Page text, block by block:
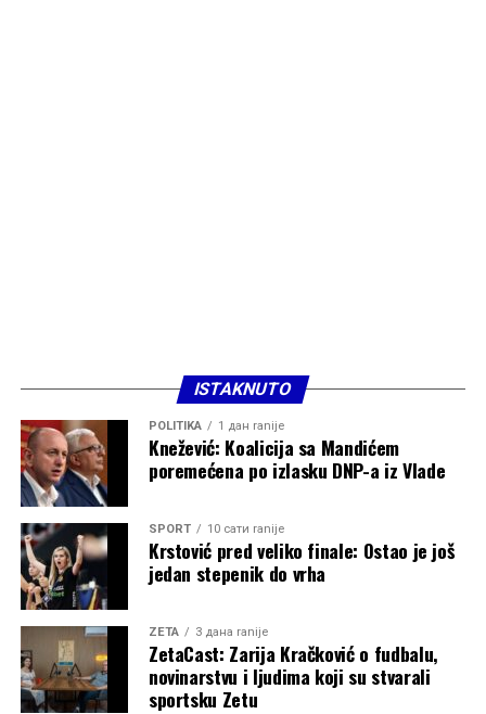
ISTAKNUTO
POLITIKA 1 дан ranije
Knežević: Koalicija sa Mandićem
poremećena po izlasku DNP-a iz Vlade
SPORT 10 сати ranije
Krstović pred veliko finale: Ostao je još
jedan stepenik do vrha
ZETA 3 дана ranije
ZetaCast: Zarija Kračković o fudbalu,
novinarstvu i ljudima koji su stvarali
sportsku Zetu